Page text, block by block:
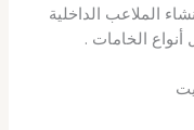
الملاعب الداخلية
الخامات .